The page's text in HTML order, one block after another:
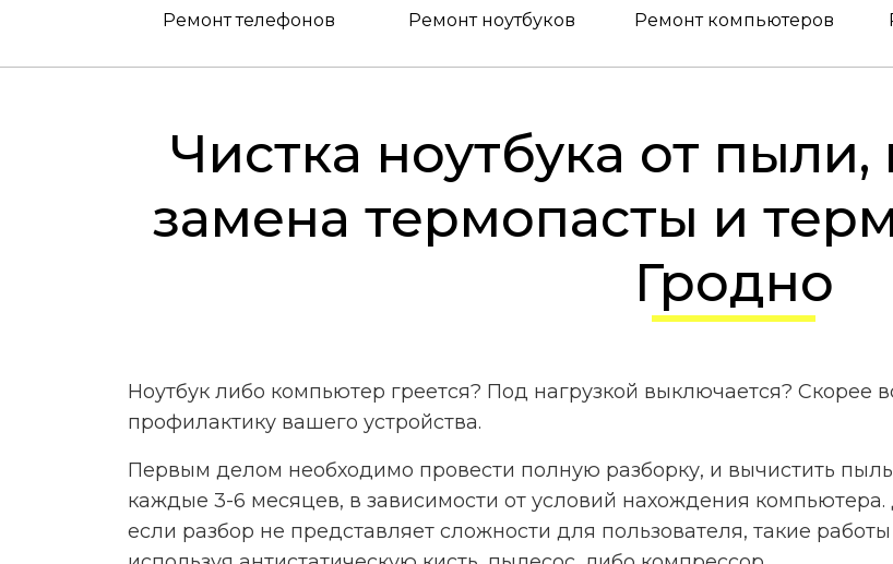
Ремонт телефонов Ремонт ноутбуков Ремонт компьютеров
Чистка ноутбука от пыли, профилактика,
замена термопасты и
Гродно
Ноутбук либо компьютер греется? Под нагрузкой выключается? Скорее
профилактику вашего устройства.
Первым делом необходимо провести полную разборку, и вычистить
каждые 3-6 месяцев, в зависимости от условий нахождения
если разбор не представляет сложности для пользователя, такие